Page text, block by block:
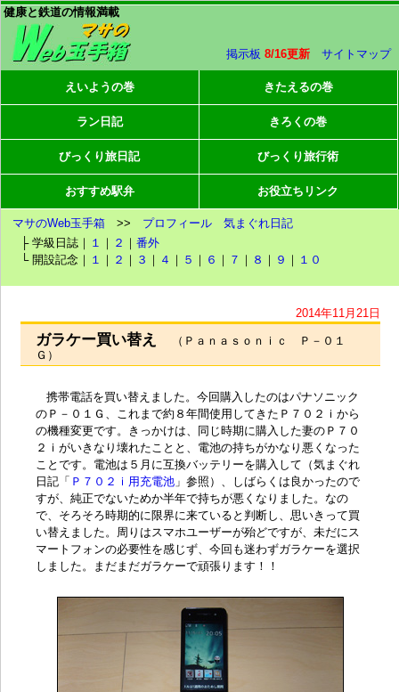
健康と鉄道の情報満載
掲示板 8/16更新 サイトマップ
えいようの巻 きたえるの巻
ラン日記 きろくの巻
びっくり旅日記 びっくり旅行術
おすすめ駅弁 お役立ちリンク
マサのWeb玉手箱 >> プロフィール
気まぐれ日記
├ 学級日誌｜ １ ｜ ２ ｜番外
└ 開設記念｜ １ ｜ ２ ｜ ３ ｜ ４ ｜ ５ ｜ ６ ｜ ７ ｜ ８ ｜ ９ ｜ １０
2014年11月21日
ガラケー買い替え
（Ｐａｎａｓｏｎｉｃ Ｐ－０１
Ｇ）
携帯電話を買い替えました。今回購入したのはパナソニック
のＰ－０１Ｇ、これまで約８年間使用してきたＰ７０２ｉから
の機種変更です。きっかけは、同じ時期に購入した妻のＰ７０
２ｉがいきなり壊れたことと、電池の持ちがかなり悪くなった
ことです。電池は５月に互換バッテリーを購入して（気まぐれ
日記「 Ｐ７０２ｉ用充電池」参照）、しばらくは良かったので
すが、純正でないためか半年で持ちが悪くなりました。なの
で、そろそろ時期的に限界に来ていると判断し、思いきって買
い替えました。周りはスマホユーザーが殆どですが、未だにス
マートフォンの必要性を感じず、今回も迷わずガラケーを選択
しました。まだまだガラケーで頑張ります！！